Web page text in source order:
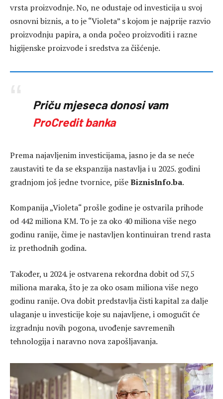
vrsta proizvodnje. No, ne odustaje od investicija u svoj
osnovni biznis, a to je “Violeta” s kojom je najprije razvio
proizvodnju papira, a onda počeo proizvoditi i razne
higijenske proizvode i sredstva za čišćenje.
Priču mjeseca donosi vam
ProCredit banka
Prema najavljenim investicijama, jasno je da se neće
zaustaviti te da se ekspanzija nastavlja i u 2025. godini
gradnjom još jedne tvornice, pišeBiznisInfo.ba.
Kompanija „Violeta“ prošle godine je ostvarila prihode
od 442 miliona KM. To je za oko 40 miliona više nego
godinu ranije, čime je nastavljen kontinuiran trend rasta
iz prethodnih godina.
Također, u 2024. je ostvarena rekordna dobit od 57,5
miliona maraka, što je za oko osam miliona više nego
godinu ranije. Ova dobit predstavlja čisti kapital za dalje
ulaganje u investicije koje su najavljene, i omogućit će
izgradnju novih pogona, uvođenje savremenih
tehnologija i naravno nova zapošljavanja.